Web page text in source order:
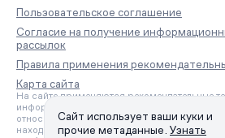
Пользовательское соглашение
Согласие на получение
рассылок
Правила применения
Карта сайта
На сайте применяются рекомендательные
информации на основе сбора,
относящихся к предпочтениям
находящихся на территории Российской
Сайт использует ваши куки и
прочие метаданные. Узнать